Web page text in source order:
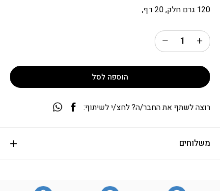
120 גרם חלק, 20 דף,
הוספה לסל
משלוחים
רוצה לשתף את החבר/ה? לחצ/י לשיתוף: